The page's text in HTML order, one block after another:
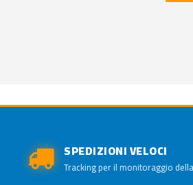
SPEDIZIONI VELOCI
Tracking per il monitoraggio